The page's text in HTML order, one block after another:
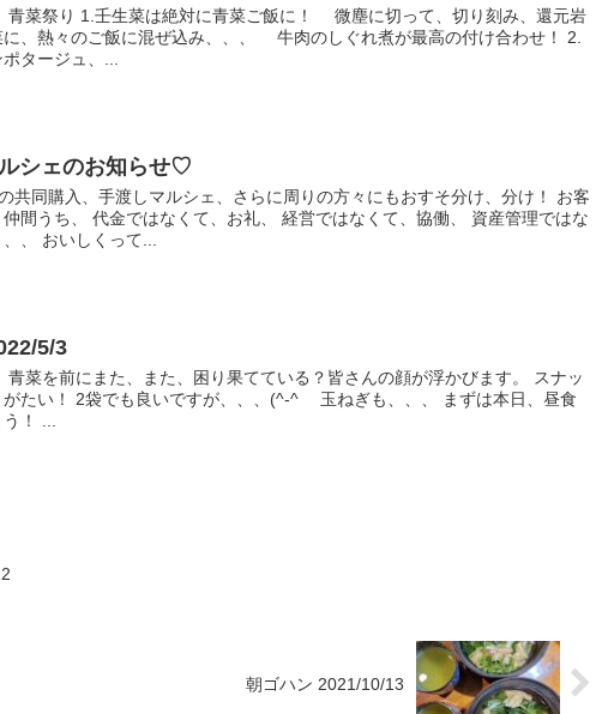
青菜祭り 1.壬生菜は絶対に青菜ご飯に！ 微塵に切って、切り刻み、還元岩
、熱々のご飯に混ぜ込み、、、 牛肉のしぐれ煮が最高の付け合わせ！ 2.
タージュ、...
シェのお知らせ♡
共同購入、手渡しマルシェ、さらに周りの方々にもおすそ分け、分け！ お客
間うち、 代金ではなくて、お礼、 経営ではなくて、協働、 資産管理ではな
、 おいしくって...
5/3
青菜を前にまた、また、困り果てている？皆さんの顔が浮かびます。 スナッ
たい！ 2袋でも良いですが、、、(^-^ゞ 玉ねぎも、、、 まずは本日、昼食
！ ...
朝ゴハン 2021/10/13